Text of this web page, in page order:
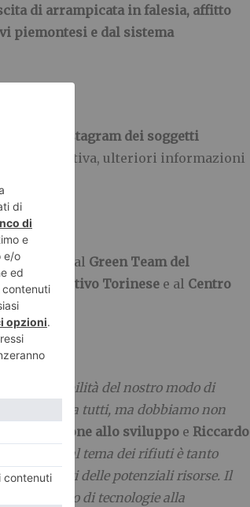
di arrampicata in falesia, affitto
piemontesi e dal sistema
profili Instagram dei soggetti
dell’iniziativa, ulteriori informazioni
Torino , dal Green Team del
Sportivo Torinese e al Centro
sostenibilità del nostro modo di
da tutti, ma dobbiamo non
Cooperazione allo sviluppo e Riccardo
rispetto al tema dei rifiuti è tanto
imballaggi delle potenziali risorse. Il
sviluppo di tecnologie alla